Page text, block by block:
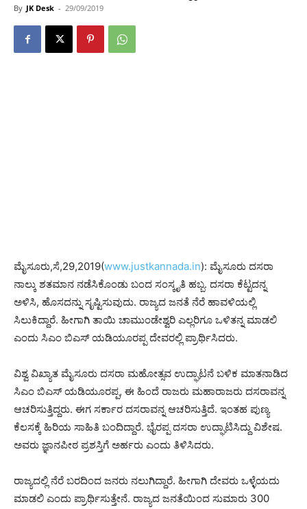
By JK Desk - 29/09/2019
ಮೈಸೂರು,ಸೆ,29,2019(www.justkannada.in): ಮೈಸೂರು ದಸರಾ
ನಾಲ್ಕು ಶತಮಾನ ನಡೆಸಿಕೊಂಡು ಬಂದ ಸಂಸ್ಕೃತಿ ಹಬ್ಬ. ದಸರಾ ಕೆಟ್ಟದನ್ನ
ಅಳಿಸಿ, ಹೊಸದ‌ನ್ನು ಸೃಷ್ಟಿಸುವುದು. ರಾಜ್ಯದ ಜನತೆ ನೆರೆ ಹಾವಳಿಯಲ್ಲಿ
ಸಿಲುಕಿದ್ದಾರೆ. ಹೀಗಾಗಿ ತಾಯಿ ಚಾಮುಂಡೇಶ್ವರಿ ಎಲ್ಲರಿಗೂ ಒಳಿತನ್ನ ಮಾಡಲಿ
ಎಂದು ಸಿಎಂ ಬಿಎಸ್ ಯಡಿಯೂರಪ್ಪ ದೇವರಲ್ಲಿ ಪ್ರಾರ್ಥಿಸಿದರು.
ವಿಶ್ವ ವಿಖ್ಯಾತ ಮೈಸೂರು ದಸರಾ ಮಹೋತ್ಸವ ಉದ್ಘಾಟನೆ ಬಳಿಕ ಮಾತನಾಡಿದ
ಸಿಎಂ ಬಿಎಸ್ ಯಡಿಯೂರಪ್ಪ, ಈ ಹಿಂದೆ ರಾಜರು ಮಹಾರಾಜರು ದಸರಾವನ್ನ
ಆಚರಿಸುತ್ತಿದ್ದರು. ಈಗ ಸರ್ಕಾರ ದಸರಾವನ್ನ ಆಚರಿಸುತ್ತಿದೆ. ಇಂತಹ ಪುಣ್ಯ
ಕೆಲಸಕ್ಕೆ ಹಿರಿಯ ಸಾಹಿತಿ ಬಂದಿದ್ದಾರೆ. ಭೈರಪ್ಪ ದಸರಾ ಉದ್ಘಾಟಿಸಿದ್ದು ವಿಶೇಷ.
ಅವರು ಜ್ಞಾನಪೀಠ ಪ್ರಶಸ್ತಿಗೆ ಅರ್ಹರು ಎಂದು ತಿಳಿಸಿದರು.
ರಾಜ್ಯದಲ್ಲಿ ನೆರೆ ಬರದಿಂದ ಜನರು ನಲುಗಿದ್ದಾರೆ. ಹೀಗಾಗಿ ದೇವರು ಒಳ್ಳೆಯದು
ಮಾಡಲಿ ಎಂದು ಪ್ರಾರ್ಥಿಸುತ್ತೇನೆ. ರಾಜ್ಯದ ಜನತೆಯಿಂದ ಸುಮಾರು 300